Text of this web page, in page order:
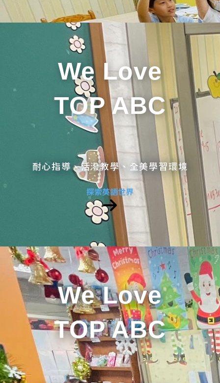
We Love
TOP ABC
耐心指導、活潑教學、全美學習環境
探索英語世界
We Love
TOP ABC